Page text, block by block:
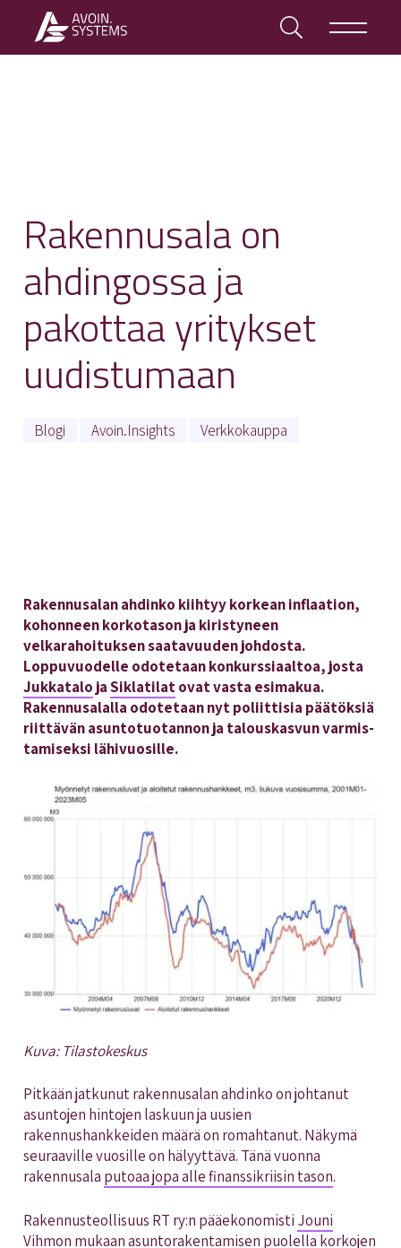
Rakennusala on
ahdingossa ja
pakottaa yritykset
uudistumaan
Blogi Avoin.Insights Verkkokauppa
Rakennusalan ahdinko kiihtyy korkean inflaation,
kohonneen korkotason ja kiristyneen
velkarahoituksen saatavuuden johdosta.
Loppuvuodelle odotetaan konkurssiaaltoa, josta
Jukkatalo jaSiklatilatovat vasta esimakua.
Rakennusalalla odotetaan nyt poliittisia päätöksiä
riit­tä­vän asun­to­tuo­tan­non ja ta­lous­kas­vun var­mis­
ta­mi­sek­si lä­hi­vuo­sil­le.
Kuva: Tilastokeskus
Pitkään jatkunut rakennusalan ahdinko on johtanut
asuntojen hintojen laskuun ja uusien
rakennushankkeiden määrä on romahtanut. Näkymä
seuraaville vuosille on hälyyttävä. Tänä vuonna
rakennusala putoaa jopa alle finanssikriisin tason.
Rakennusteollisuus RT ry:n pääekonomisti Jouni
Vihmon mukaanasun­to­ra­ken­ta­mi­sen puolella korkojen